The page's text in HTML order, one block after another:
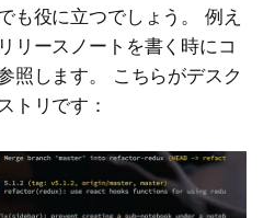
も役に立つでしょう。 例え
リースノートを書く時にコ
照します。 こちらがデスク
トリです：